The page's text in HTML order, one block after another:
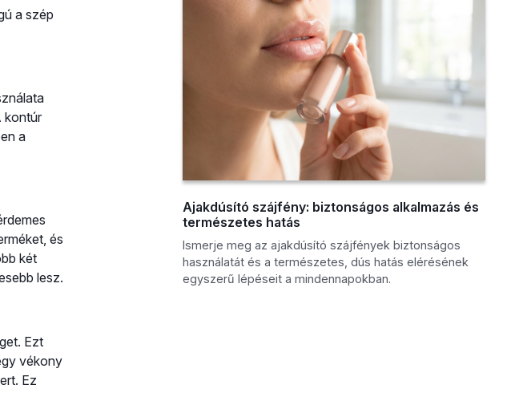
a szép
kontúr
a
és
két
lesz.
Ezt
vékony
Ez
Ajakdúsító szájfény: biztonságos alkalmazás és
természetes hatás
Ismerje meg az ajakdúsító szájfények biztonságos
használatát és a természetes, dús hatás elérésének
egyszerű lépéseit a mindennapokban.